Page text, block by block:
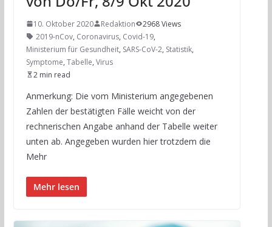
10. Oktober 2020 Redaktion
2968 Views
2019-nCov, Coronavirus, Covid-19,
Ministerium für Gesundheit, SARS-CoV-2, Statistik,
Symptome, Tabelle, Virus
2 min read
Anmerkung: Die vom Ministerium angegebenen
Zahlen der bestätigten Fälle weicht von der
rechnerischen Angabe anhand der Tabelle weiter
unten ab. Angegeben wurden hier trotzdem die
Mehr
Mehr lesen